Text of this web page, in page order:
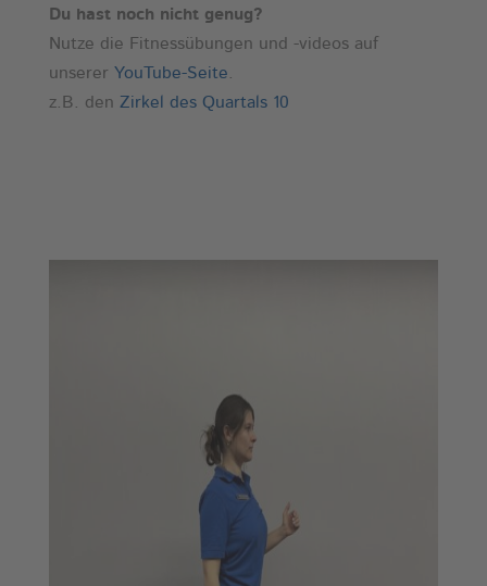
Du hast noch nicht genug?
Nutze die Fitnessübungen und -videos auf
unserer YouTube-Seite.
z.B. den Zirkel des Quartals 10